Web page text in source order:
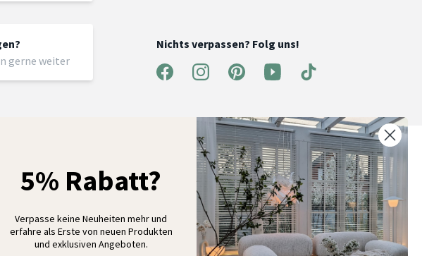
gerne weiter
Nichts verpassen? Folg uns!
Teppich
5% Rabatt auf deine erste Bestellung
Melde dich für unseren Newsletter an und entdecke neue
Kollektionen, Angebote und Wohnideen als Erstes
5% Rabatt?
Verpasse keine Neuheiten mehr und
erfahre als Erste von neuen Produkten
und exklusiven Angeboten.